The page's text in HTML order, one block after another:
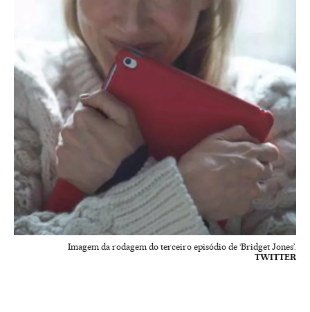
Imagem da rodagem do terceiro episódio de ‘Bridget Jones’.
TWITTER